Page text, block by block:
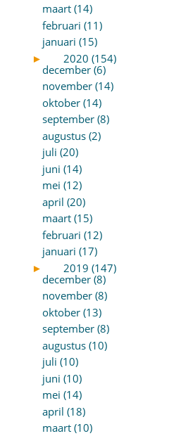
maart (14)
februari (11)
januari (15)
►
2020 (154)
december (6)
november (14)
oktober (14)
september (8)
augustus (2)
juli (20)
juni (14)
mei (12)
april (20)
maart (15)
februari (12)
januari (17)
►
2019 (147)
december (8)
november (8)
oktober (13)
september (8)
augustus (10)
juli (10)
juni (10)
mei (14)
april (18)
maart (10)